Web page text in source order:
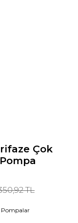
Çok
TL
Pompalar